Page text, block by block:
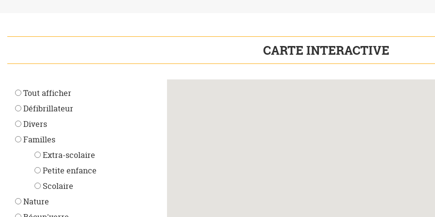
CARTE INTERACTIVE
Tout afficher
Défibrillateur
Divers
Familles
Extra-scolaire
Petite enfance
Scolaire
Nature